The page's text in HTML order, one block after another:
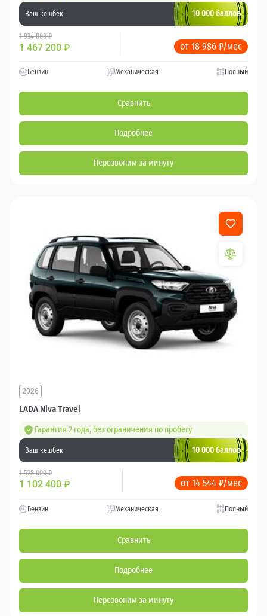
Ваш кешбек 10 000 баллов
1 934 000 ₽
1 467 200 ₽ от 18 986 ₽/мес
Бензин Механическая Полный
Сравнить
Подробнее
Перезвоним за минуту
LADA Niva Travel
2026
Гарантия 2 года, без ограничения по пробегу
Ваш кешбек 10 000 баллов
1 528 000 ₽
1 102 400 ₽ от 14 544 ₽/мес
Бензин Механическая Полный
Сравнить
Подробнее
Перезвоним за минуту